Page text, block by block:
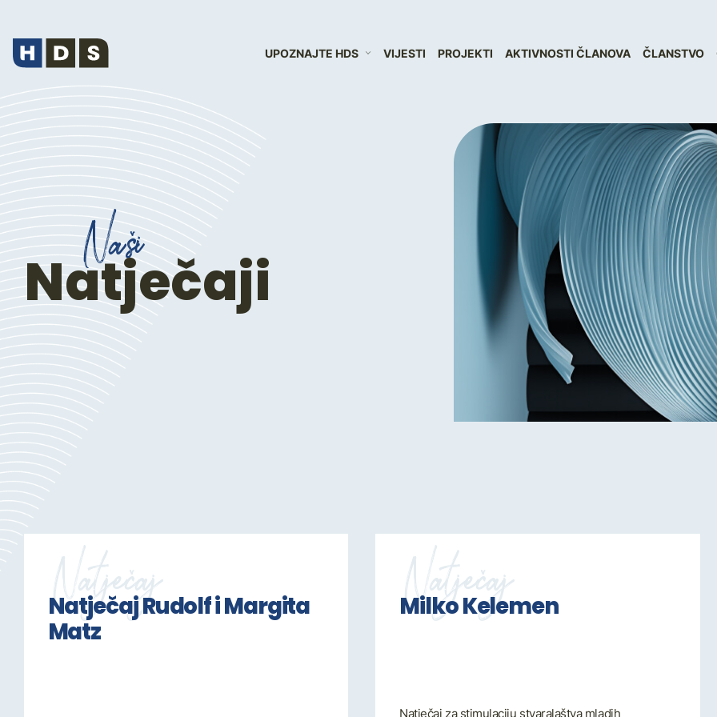
UPOZNAJTE HDS VIJESTI PROJEKTI AKTIVNOSTI ČLANOVA ČLANSTVO
Naši
Natječaji
Natječaj
Natječaj Rudolf i Margita
Matz
Natječaj
Milko Kelemen
Natječaj za stimulaciju stvaralaštva mladih